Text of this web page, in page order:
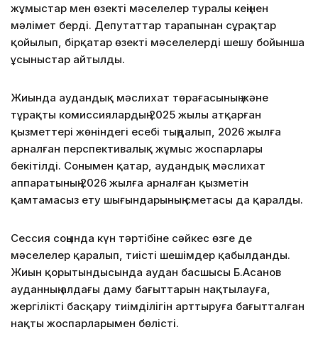
жұмыстар мен өзекті мәселелер туралы кеңінен
мәлімет берді. Депутаттар тарапынан сұрақтар
қойылып, бірқатар өзекті мәселелерді шешу бойынша
ұсыныстар айтылды.
Жиында аудандық мәслихат төрағасының және
тұрақты комиссиялардың 2025 жылы атқарған
қызметтері жөніндегі есебі тыңдалып, 2026 жылға
арналған перспективалық жұмыс жоспарлары
бекітілді. Сонымен қатар, аудандық мәслихат
аппаратының 2026 жылға арналған қызметін
қамтамасыз ету шығындарының сметасы да қаралды.
Сессия соңында күн тәртібіне сәйкес өзге де
мәселелер қаралып, тиісті шешімдер қабылданды.
Жиын қорытындысында аудан басшысы Б.Асанов
ауданның алдағы даму бағыттарын нақтылауға,
жергілікті басқару тиімділігін арттыруға бағытталған
нақты жоспарларымен бөлісті.